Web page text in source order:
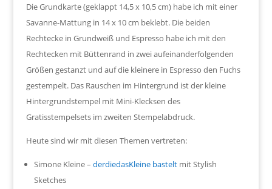
Die Grundkarte (geklappt 14,5 x 10,5 cm) habe ich mit einer
Savanne-Mattung in 14 x 10 cm beklebt. Die beiden
Rechtecke in Grundweiß und Espresso habe ich mit den
Rechtecken mit Büttenrand in zwei aufeinanderfolgenden
Größen gestanzt und auf die kleinere in Espresso den Fuchs
gestempelt. Das Rauschen im Hintergrund ist der kleine
Hintergrundstempel mit Mini-Klecksen des
Gratisstempelsets im zweiten Stempelabdruck.
Heute sind wir mit diesen Themen vertreten:
Simone Kleine – derdiedasKleine basteltmit Stylish
Sketches